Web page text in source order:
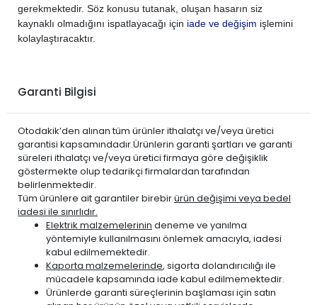
gerekmektedir. Söz konusu tutanak, oluşan hasarın siz
kaynaklı olmadığını ispatlayacağı için iade ve değişim işlemini
kolaylaştıracaktır.
Garanti Bilgisi
Otodakik’den alınan tüm ürünler ithalatçı ve/veya üretici
garantisi kapsamındadır.Ürünlerin garanti şartları ve garanti
süreleri ithalatçı ve/veya üretici firmaya göre değişiklik
göstermekte olup tedarikçi firmalardan tarafından
belirlenmektedir.
Tüm ürünlere ait garantiler birebirürün değişimi veya bedel
iadesi ile sınırlıdır.
Elektrik malzemelerinin deneme ve yanılma
yöntemiyle kullanılmasını önlemek amacıyla, iadesi
kabul edilmemektedir.
Kaporta malzemelerinde, sigorta dolandırıcılığı ile
mücadele kapsamında iade kabul edilmemektedir.
Ürünlerde garanti süreçlerinin başlaması için satın